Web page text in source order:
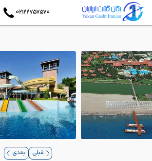
02122757570
قبلی بعدی